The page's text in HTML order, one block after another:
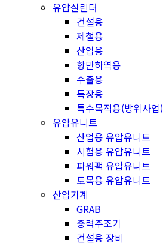
유압실린더
건설용
제철용
산업용
항만하역용
수출용
특장용
특수목적용(방위사업)
유압유니트
산업용 유압유니트
시험용 유압유니트
파워팩 유압유니트
토목용 유압유니트
산업기계
GRAB
중력주조기
건설용 장비